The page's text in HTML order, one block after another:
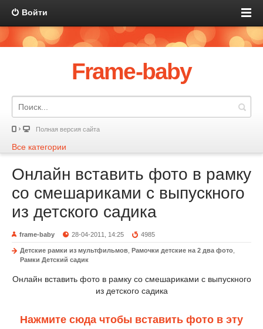
Войти
Frame-baby
Полная версия сайта
Все категории
Онлайн вставить фото в рамку
со смешариками с выпускного
из детского садика
frame-baby 28-04-2011, 14:25 4985
Детские рамки из мультфильмов Рамочки детские на 2 два фото
Рамки Детский садик
Онлайн вставить фото в рамку со смешариками с выпускного
из детского садика
Нажмите сюда чтобы вставить фото в эту